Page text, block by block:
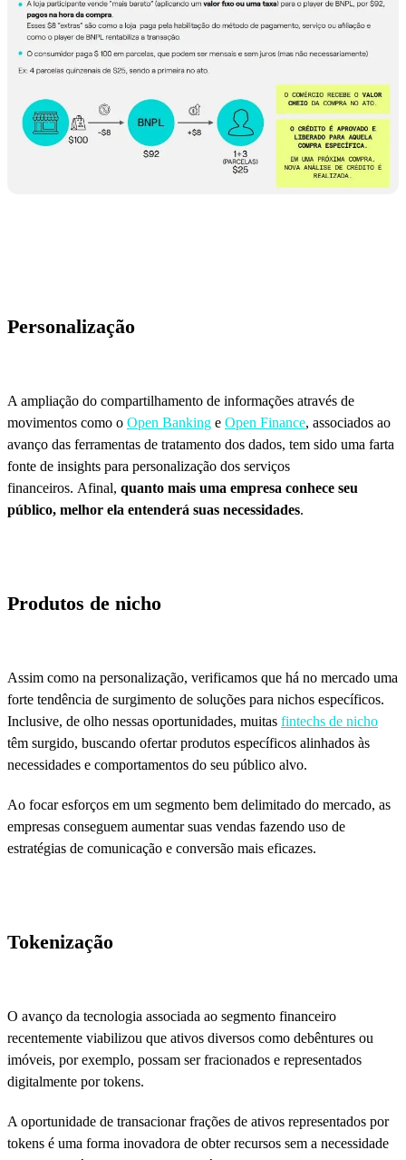
Personalização
A ampliação do compartilhamento de informações através de
movimentos como o Open Banking e Open Finance, associados ao
avanço das ferramentas de tratamento dos dados, tem sido uma farta
fonte de insights para personalização dos serviços
financeiros. Afinal, quanto mais uma empresa conhece seu
público, melhor ela entenderá suas necessidades.
Produtos de nicho
Assim como na personalização, verificamos que há no mercado uma
forte tendência de surgimento de soluções para nichos específicos.
Inclusive, de olho nessas oportunidades, muitas fintechs de nicho
têm surgido, buscando ofertar produtos específicos alinhados às
necessidades e comportamentos do seu público alvo.
Ao focar esforços em um segmento bem delimitado do mercado, as
empresas conseguem aumentar suas vendas fazendo uso de
estratégias de comunicação e conversão mais eficazes.
Tokenização
O avanço da tecnologia associada ao segmento financeiro
recentemente viabilizou que ativos diversos como debêntures ou
imóveis, por exemplo, possam ser fracionados e representados
digitalmente por tokens.
A oportunidade de transacionar frações de ativos representados por
tokens é uma forma inovadora de obter recursos sem a necessidade